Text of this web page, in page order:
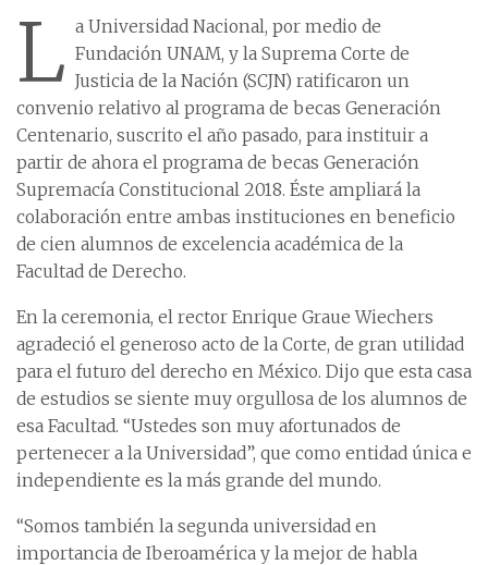
L a Universidad Nacional, por medio de
Fundación UNAM, y la Suprema Corte de
Justicia de la Nación (SCJN) ratificaron un
convenio relativo al programa de becas Generación
Centenario, suscrito el año pasado, para instituir a
partir de ahora el programa de becas Generación
Supremacía Constitucional 2018. Éste ampliará la
colaboración entre ambas instituciones en beneficio
de cien alumnos de excelencia académica de la
Facultad de Derecho.
En la ceremonia, el rector Enrique Graue Wiechers
agradeció el generoso acto de la Corte, de gran utilidad
para el futuro del derecho en México. Dijo que esta casa
de estudios se siente muy orgullosa de los alumnos de
esa Facultad. “Ustedes son muy afortunados de
pertenecer a la Universidad”, que como entidad única e
independiente es la más grande del mundo.
“Somos también la segunda universidad en
importancia de Iberoamérica y la mejor de habla